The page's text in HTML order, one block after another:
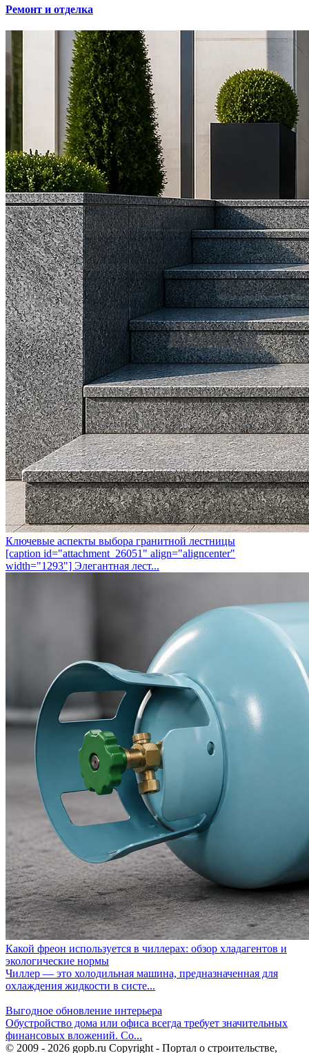
Ремонт и отделка
Ключевые аспекты выбора гранитной лестницы
[caption id="attachment_26051" align="aligncenter"
width="1293"] Элегантная лест...
Какой фреон используется в чиллерах: обзор хладагентов и
экологические нормы
Чиллер — это холодильная машина, предназначенная для
охлаждения жидкости в систе...
Выгодное обновление интерьера
Обустройство дома или офиса всегда требует значительных
финансовых вложений. Со...
© 2009 - 2026 gopb.ru Copyright - Портал о строительстве,